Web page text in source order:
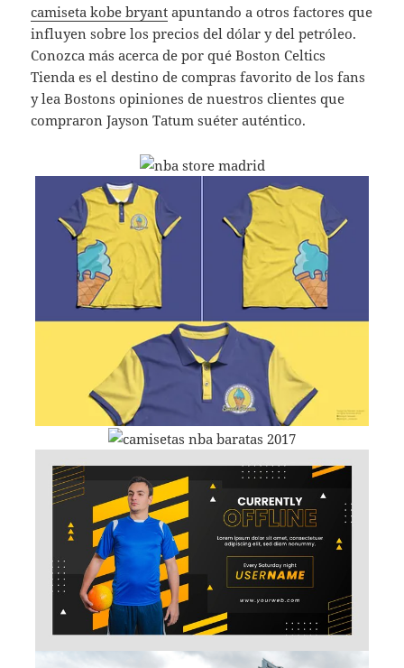
camiseta kobe bryant apuntando a otros factores que
influyen sobre los precios del dólar y del petróleo.
Conozca más acerca de por qué Boston Celtics
Tienda es el destino de compras favorito de los fans
y lea Bostons opiniones de nuestros clientes que
compraron Jayson Tatum suéter auténtico.